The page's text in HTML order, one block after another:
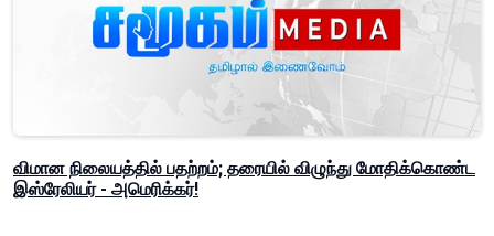
விமான நிலையத்தில் பதற்றம்; தரையில் விழுந்து மோதிக்கொண்ட
இஸ்ரேலியர் - அமெரிக்கர்!